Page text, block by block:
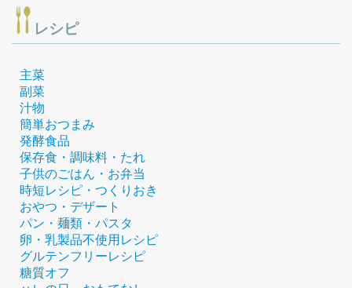
レシピ
主菜
副菜
汁物
簡単おつまみ
発酵食品
保存食・調味料・たれ
子供のごはん・お弁当
時短レシピ・つくりおき
おやつ・デザート
パン・麺類・パスタ
卵・乳製品不使用レシピ
グルテンフリーレシピ
糖質オフ